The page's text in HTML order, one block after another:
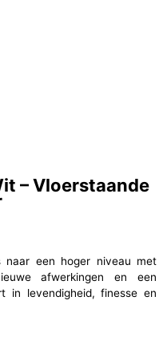
– Vloerstaande
naar een hoger niveau met
afwerkingen en een
in levendigheid, finesse en